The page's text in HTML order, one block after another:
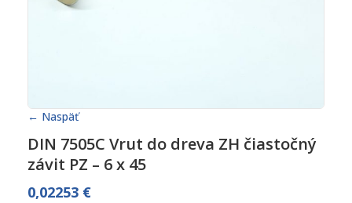
← Naspäť
DIN 7505C Vrut do dreva ZH čiastočný
závit PZ – 6 x 45
0,02253 €